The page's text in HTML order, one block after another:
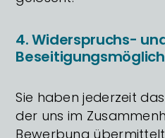
4. Widerspruchs-
Sie haben jederzeit
der uns im
Bewerbung